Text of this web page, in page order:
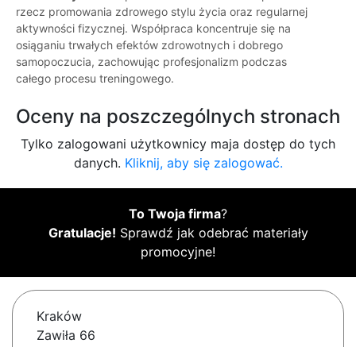
rzecz promowania zdrowego stylu życia oraz regularnej
aktywności fizycznej. Współpraca koncentruje się na
osiąganiu trwałych efektów zdrowotnych i dobrego
samopoczucia, zachowując profesjonalizm podczas
całego procesu treningowego.
Oceny na poszczególnych stronach
Tylko zalogowani użytkownicy maja dostęp do tych
danych. Kliknij, aby się zalogować.
To Twoja firma?
Gratulacje! Sprawdź jak odebrać materiały
promocyjne!
Kraków
Zawiła 66